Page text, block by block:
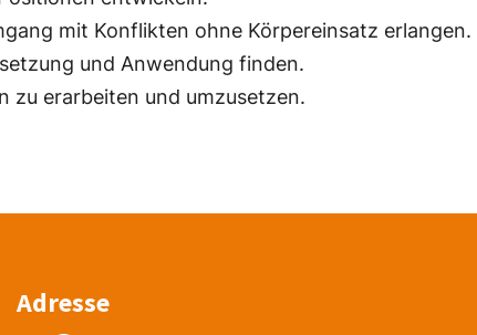
mit Konflikten ohne Körpereinsatz erlangen.
und Anwendung finden.
zu erarbeiten und umzusetzen.
Adresse